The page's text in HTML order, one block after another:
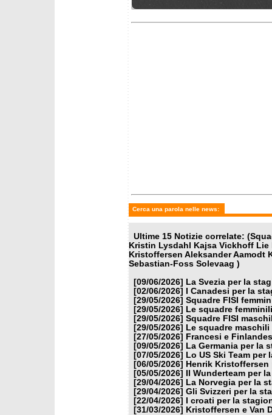
per stagione 2026/2027
2026/
Cerca una parola nelle news:
Ultime 15 Notizie correlate:
Kristin Lysdahl Kajsa Vickhoff
Kristoffersen Aleksander Aamodt
Sebastian-Foss Solevaag )
[09/06/2026]
La Svezia per la
[02/06/2026]
I Canadesi per la
[29/05/2026] Squadre FISI
[29/05/2026]
Le squadre
[29/05/2026] Squadre FISI
[29/05/2026]
Le squadre maschili
[27/05/2026]
Francesi e
[09/05/2026]
La Germania per la
[07/05/2026]
Lo US Ski Team per
[06/05/2026]
Henrik Kristoffersen
[05/05/2026]
Il Wunderteam per
[29/04/2026]
La Norvegia per la
[29/04/2026] Gli Svizzeri per la
[22/04/2026]
I croati per la
[31/03/2026]
Kristoffersen e Van